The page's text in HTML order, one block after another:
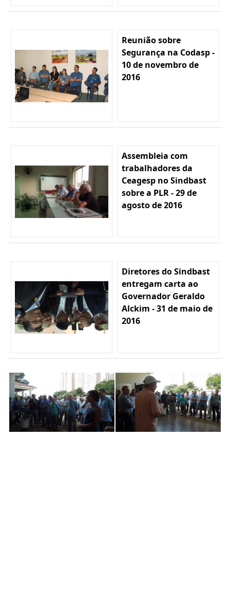
Reunião sobre
Segurança na Codasp -
10 de novembro de
2016
Assembleia com
trabalhadores da
Ceagesp no Sindbast
sobre a PLR - 29 de
agosto de 2016
Diretores do Sindbast
entregam carta ao
Governador Geraldo
Alckim - 31 de maio de
2016